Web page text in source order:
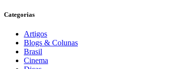
Categorias
Artigos
Blogs & Colunas
Brasil
Cinema